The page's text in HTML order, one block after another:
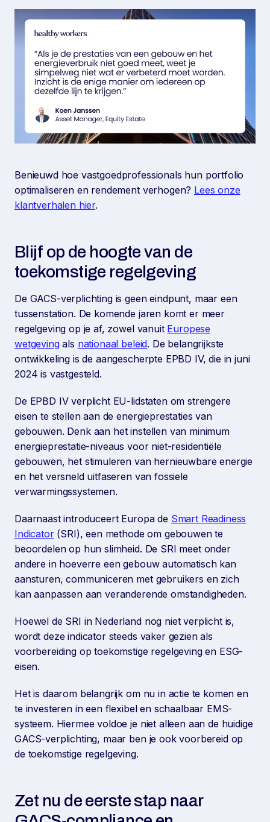
Benieuwd hoe vastgoedprofessionals hun portfolio
optimaliseren en rendement verhogen? Lees onze
klantverhalen hier.
Blijf op de hoogte van de
toekomstige regelgeving
De GACS-verplichting is geen eindpunt, maar een
tussenstation. De komende jaren komt er meer
regelgeving op je af, zowel vanuit Europese
wetgevingals nationaal beleid. De belangrijkste
ontwikkeling is de aangescherpte EPBD IV, die in juni
2024 is vastgesteld.
De EPBD IV verplicht EU-lidstaten om strengere
eisen te stellen aan de energieprestaties van
gebouwen. Denk aan het instellen van minimum
energieprestatie-niveaus voor niet-residentiële
gebouwen, het stimuleren van hernieuwbare energie
en het versneld uitfaseren van fossiele
verwarmingssystemen.
Daarnaast introduceert Europa de Smart Readiness
Indicator(SRI), een methode om gebouwen te
beoordelen op hun slimheid. De SRI meet onder
andere in hoeverre een gebouw automatisch kan
aansturen, communiceren met gebruikers en zich
kan aanpassen aan veranderende omstandigheden.
Hoewel de SRI in Nederland nog niet verplicht is,
wordt deze indicator steeds vaker gezien als
voorbereiding op toekomstige regelgeving en ESG-
eisen.
Het is daarom belangrijk om nu in actie te komen en
te investeren in een flexibel en schaalbaar EMS-
systeem. Hiermee voldoe je niet alleen aan de huidige
GACS-verplichting, maar ben je ook voorbereid op
de toekomstige regelgeving.
Zet nu de eerste stap naar